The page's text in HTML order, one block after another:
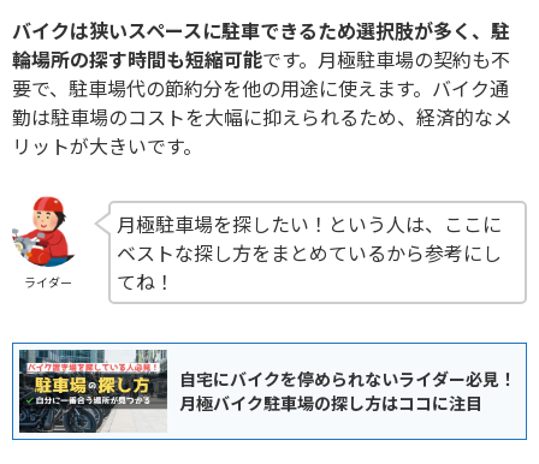
バイクは狭いスペースに駐車できるため選択肢が多く、駐
輪場所の探す時間も短縮可能です。月極駐車場の契約も不
要で、 駐車場代の節約分を他の用途に使えます。バイク通
勤は駐車場のコストを大幅に抑えられるため、経済的なメ
リットが大きいです。
ライダー
月極駐車場を探したい！という人は、ここに
ベストな探し方をまとめているから参考にし
てね！
自宅にバイクを停められないライダー必見！
月極バイク駐車場の探し方はココに注目